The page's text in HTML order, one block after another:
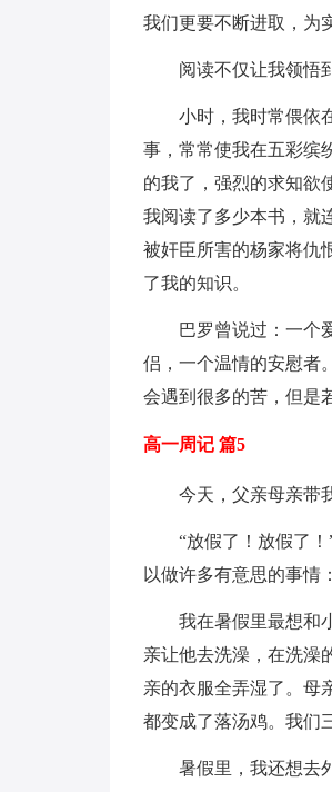
我们更要不断进取，为
阅读不仅让我领悟
小时，我时常偎依
事，常常使我在五彩缤
的我了，强烈的求知欲
我阅读了多少本书，就
被奸臣所害的杨家将仇
了我的知识。
巴罗曾说过：一个
侣，一个温情的安慰者
会遇到很多的苦，但是
高一周记 篇5
今天，父亲母亲带
“放假了！放假了
以做许多有意思的事情
我在暑假里最想和
亲让他去洗澡，在洗澡
亲的衣服全弄湿了。母
都变成了落汤鸡。我们
暑假里，我还想去